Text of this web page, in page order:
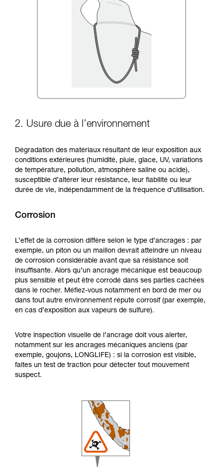
2. Usure due à l’environnement
Dégradation des matériaux résultant de leur exposition aux
conditions extérieures (humidité, pluie, glace, UV, variations
de température, pollution, atmosphère saline ou acide),
susceptible d’altérer leur résistance, leur fiabilité ou leur
durée de vie, indépendamment de la fréquence d’utilisation.
Corrosion
L’effet de la corrosion diffère selon le type d’ancrages : par
exemple, un piton ou un maillon devrait atteindre un niveau
de corrosion considérable avant que sa résistance soit
insuffisante. Alors qu’un ancrage mécanique est beaucoup
plus sensible et peut être corrodé dans ses parties cachées
dans le rocher. Méfiez-vous notamment en bord de mer ou
dans tout autre environnement réputé corrosif (par exemple,
en cas d’exposition aux vapeurs de sulfure).
Votre inspection visuelle de l’ancrage doit vous alerter,
notamment sur les ancrages mécaniques anciens (par
exemple, goujons, LONGLIFE) : si la corrosion est visible,
faites un test de traction pour détecter tout mouvement
suspect.